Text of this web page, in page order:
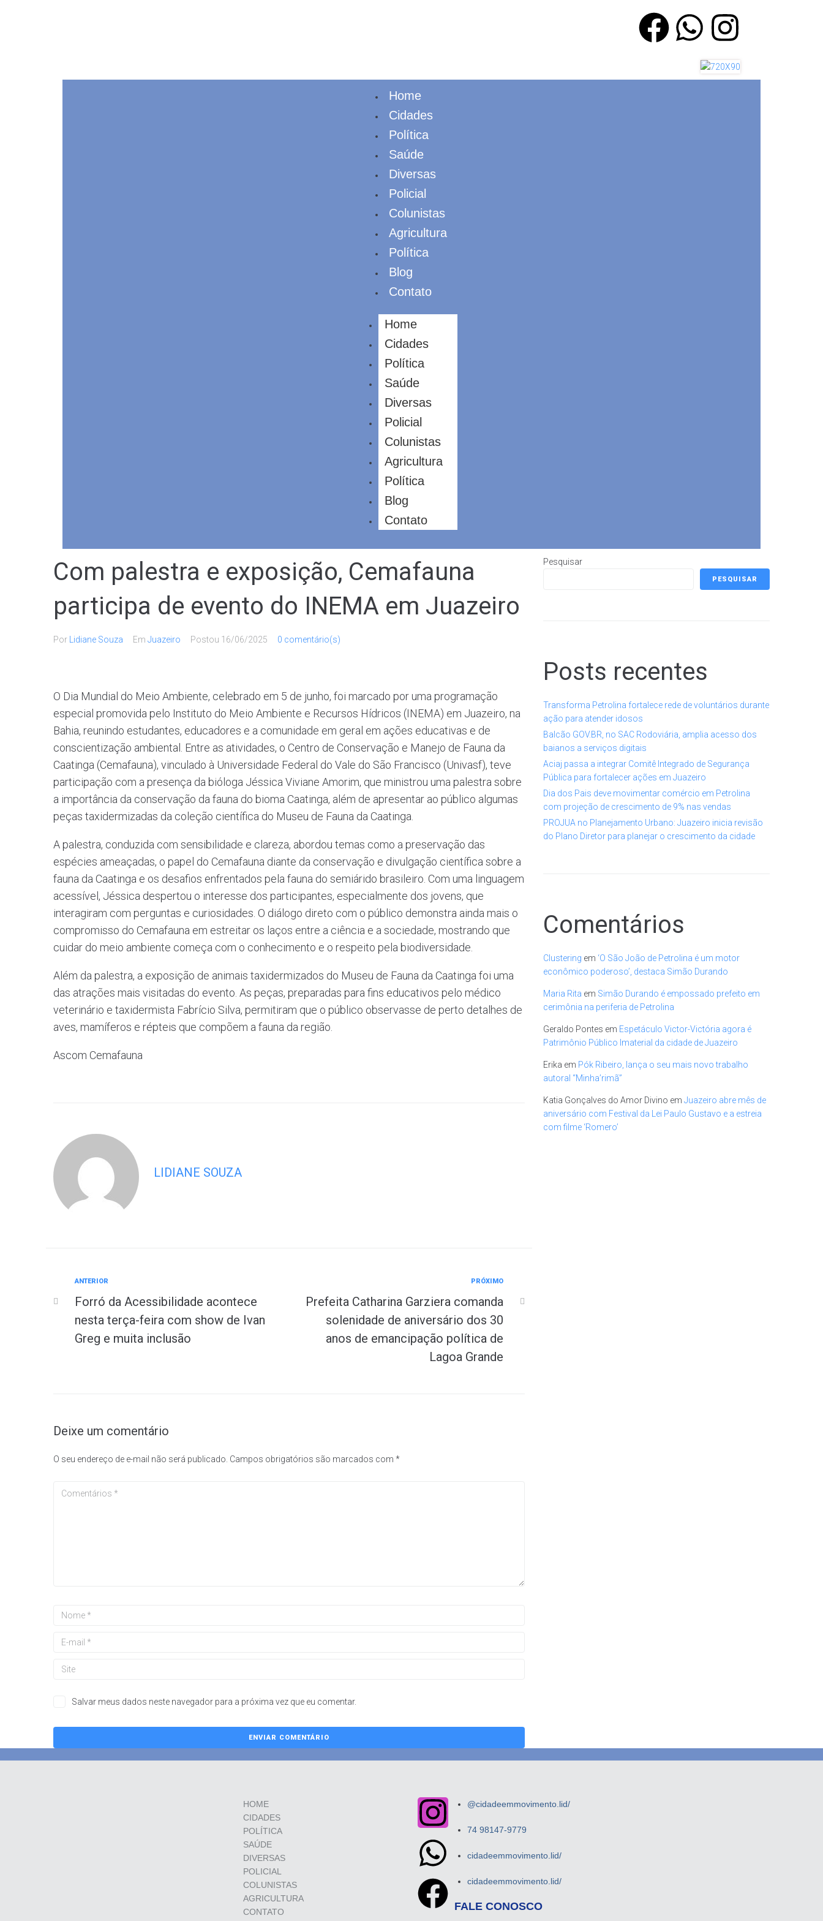
Home
Cidades
Política
Saúde
Diversas
Policial
Colunistas
Agricultura
Política
Blog
Contato
Home
Cidades
Política
Saúde
Diversas
Policial
Colunistas
Agricultura
Política
Blog
Contato
Com palestra e exposição, Cemafauna
participa de evento do INEMA em Juazeiro
Por Lidiane Souza Em Juazeiro Postou 16/06/2025 0 comentário(s)
O Dia Mundial do Meio Ambiente, celebrado em 5 de junho, foi marcado por uma programação
especial promovida pelo Instituto do Meio Ambiente e Recursos Hídricos (INEMA) em Juazeiro, na
Bahia, reunindo estudantes, educadores e a comunidade em geral em ações educativas e de
conscientização ambiental. Entre as atividades, o Centro de Conservação e Manejo de Fauna da
Caatinga (Cemafauna), vinculado à Universidade Federal do Vale do São Francisco (Univasf), teve
participação com a presença da bióloga Jéssica Viviane Amorim, que ministrou uma palestra sobre
a importância da conservação da fauna do bioma Caatinga, além de apresentar ao público algumas
peças taxidermizadas da coleção científica do Museu de Fauna da Caatinga.
A palestra, conduzida com sensibilidade e clareza, abordou temas como a preservação das
espécies ameaçadas, o papel do Cemafauna diante da conservação e divulgação científica sobre a
fauna da Caatinga e os desafios enfrentados pela fauna do semiárido brasileiro. Com uma linguagem
acessível, Jéssica despertou o interesse dos participantes, especialmente dos jovens, que
interagiram com perguntas e curiosidades. O diálogo direto com o público demonstra ainda mais o
compromisso do Cemafauna em estreitar os laços entre a ciência e a sociedade, mostrando que
cuidar do meio ambiente começa com o conhecimento e o respeito pela biodiversidade.
Além da palestra, a exposição de animais taxidermizados do Museu de Fauna da Caatinga foi uma
das atrações mais visitadas do evento. As peças, preparadas para fins educativos pelo médico
veterinário e taxidermista Fabrício Silva, permitiram que o público observasse de perto detalhes de
aves, mamíferos e répteis que compõem a fauna da região.
Ascom Cemafauna
LIDIANE SOUZA
ANTERIOR
Forró da Acessibilidade acontece
nesta terça-feira com show de Ivan
Greg e muita inclusão
PRÓXIMO
Prefeita Catharina Garziera comanda
solenidade de aniversário dos 30
anos de emancipação política de
Lagoa Grande
Deixe um comentário
O seu endereço de e-mail não será publicado. Campos obrigatórios são marcados com *
Salvar meus dados neste navegador para a próxima vez que eu comentar.
Pesquisar
PESQUISAR
Posts recentes
Transforma Petrolina fortalece rede de voluntários durante
ação para atender idosos
Balcão GOV.BR, no SAC Rodoviária, amplia acesso dos
baianos a serviços digitais
Aciaj passa a integrar Comitê Integrado de Segurança
Pública para fortalecer ações em Juazeiro
Dia dos Pais deve movimentar comércio em Petrolina
com projeção de crescimento de 9% nas vendas
PROJUA no Planejamento Urbano: Juazeiro inicia revisão
do Plano Diretor para planejar o crescimento da cidade
Comentários
Clustering em ‘O São João de Petrolina é um motor
econômico poderoso’, destaca Simão Durando
Maria Rita em Simão Durando é empossado prefeito em
cerimônia na periferia de Petrolina
Geraldo Pontes em Espetáculo Victor-Victória agora é
Patrimônio Público Imaterial da cidade de Juazeiro
Erika em Pók Ribeiro, lança o seu mais novo trabalho
autoral “Minha’rimã”
Katia Gonçalves do Amor Divino em Juazeiro abre mês de
aniversário com Festival da Lei Paulo Gustavo e a estreia
com filme ‘Romero’
HOME
CIDADES
POLÍTICA
SAÚDE
DIVERSAS
POLICIAL
COLUNISTAS
AGRICULTURA
CONTATO
@cidadeemmovimento.lid/
74 98147-9779
cidadeemmovimento.lid/
cidadeemmovimento.lid/
FALE CONOSCO